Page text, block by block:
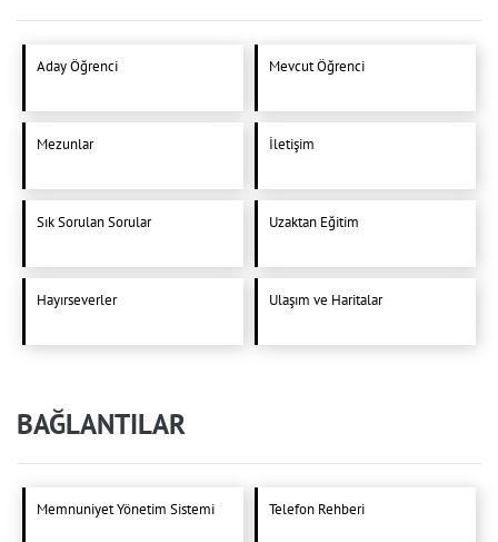
Aday Öğrenci Mevcut Öğrenci
Mezunlar İletişim
Sık Sorulan Sorular Uzaktan Eğitim
Hayırseverler Ulaşım ve Haritalar
BAĞLANTILAR
Memnuniyet Yönetim Sistemi Telefon Rehberi